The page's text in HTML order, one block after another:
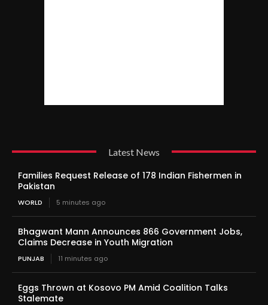
Latest News
Families Request Release of 178 Indian Fishermen in
Pakistan
WORLD 5 minutes ago
Bhagwant Mann Announces 866 Government Jobs,
Claims Decrease in Youth Migration
PUNJAB 11 minutes ago
Eggs Thrown at Kosovo PM Amid Coalition Talks
Stalemate